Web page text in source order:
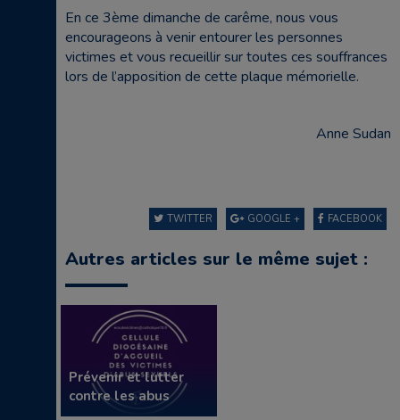
En ce 3ème dimanche de carême, nous vous
encourageons à venir entourer les personnes
victimes et vous recueillir sur toutes ces souffrances
lors de l’apposition de cette plaque mémorielle.
Anne Sudan
FACEBOOK
GOOGLE +
TWITTER
Autres articles sur le même sujet :
Prévenir et lutter
contre les abus